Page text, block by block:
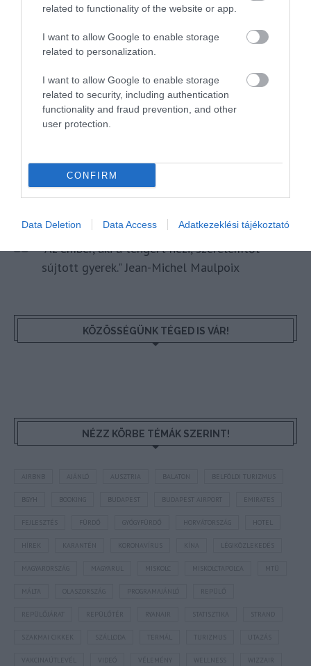
related to functionality of the website or app.
I want to allow Google to enable storage
related to personalization.
I want to allow Google to enable storage
related to security, including authentication
functionality and fraud prevention, and other
user protection.
CONFIRM
Data Deletion Data Access Adatkezeklési tájékoztató
Megosztás
Kérem nap végén az aznapi friss cikkeket!
HÍREK SZLOVÁKIA ÚJRANYITÁS
"Az ember, aki a tengert nézi, szerelemtől
sújtott gyerek." Jean-Michel Maulpoix
KÖZÖSSÉGÜNK TÉGED IS VÁR!
NÉZZ KÖRBE TÉMÁK SZERINT!
AUSZTRIA BALATON BELFÖLDI TURIZMUS
BUDAPEST BUDAPEST AIRPORT EMIRATES
FEJLESZTÉS HORVÁTORSZÁG HOTEL
KARANTÉN LÉGIKÖZLEKEDÉS
MAGYARORSZÁG MISKOLCTAPOLCA MTÜ
MÁLTA OLASZORSZÁG
REPÜLŐJÁRAT REPÜLŐTÉR STATISZTIKA STRAND
SZAKMAI CIKKEK SZÁLLODA TERMÁL TURIZMUS UTAZÁS
VAKCINAÚTLEVÉL WIZZAIR